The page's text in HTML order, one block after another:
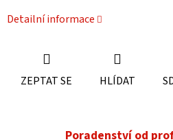
Detailní informace
ZEPTAT SE HLÍDAT
Poradenství od